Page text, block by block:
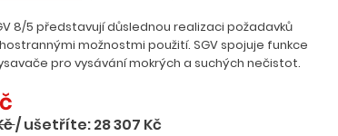
8/5 představují důslednou realizaci požadavků
možnostmi použití. SGV spojuje funkce
pro vysávání mokrých a suchých nečistot.
/ušetříte: 28 307 Kč